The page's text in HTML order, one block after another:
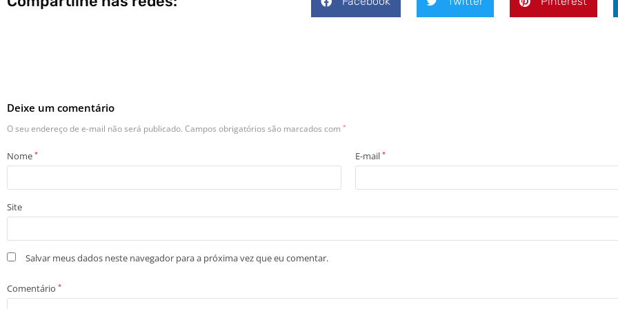
Deixe um comentário
O seu endereço de e-mail não será publicado. Campos obrigatórios são marcados com *
Nome * E-mail *
Site
Salvar meus dados neste navegador para a próxima vez que eu comentar.
Comentário *